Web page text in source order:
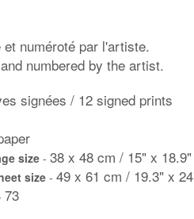
numéroté par l'artiste.
numbered by the artist.
signées / 12 signed prints
size - 38 x 48 cm / 15" x 18.9"
size - 49 x 61 cm / 19.3" x
73